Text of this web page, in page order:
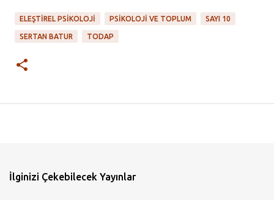
ELEŞTIREL PSIKOLOJI PSIKOLOJI VE TOPLUM SAYI 10
SERTAN BATUR TODAP
İlginizi Çekebilecek Yayınlar